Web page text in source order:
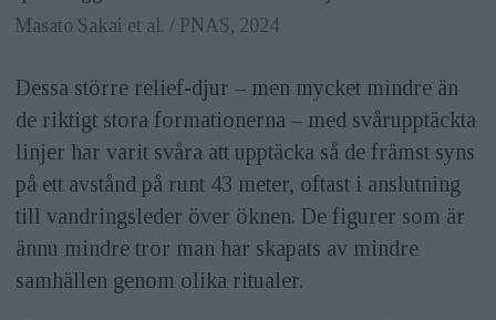
Masato Sakai et al. / PNAS, 2024
Dessa större relief-djur – men mycket mindre än
de riktigt stora formationerna – med svårupptäckta
linjer har varit svåra att upptäcka så de främst syns
på ett avstånd på runt 43 meter, oftast i anslutning
till vandringsleder över öknen. De figurer som är
ännu mindre tror man har skapats av mindre
samhällen genom olika ritualer.